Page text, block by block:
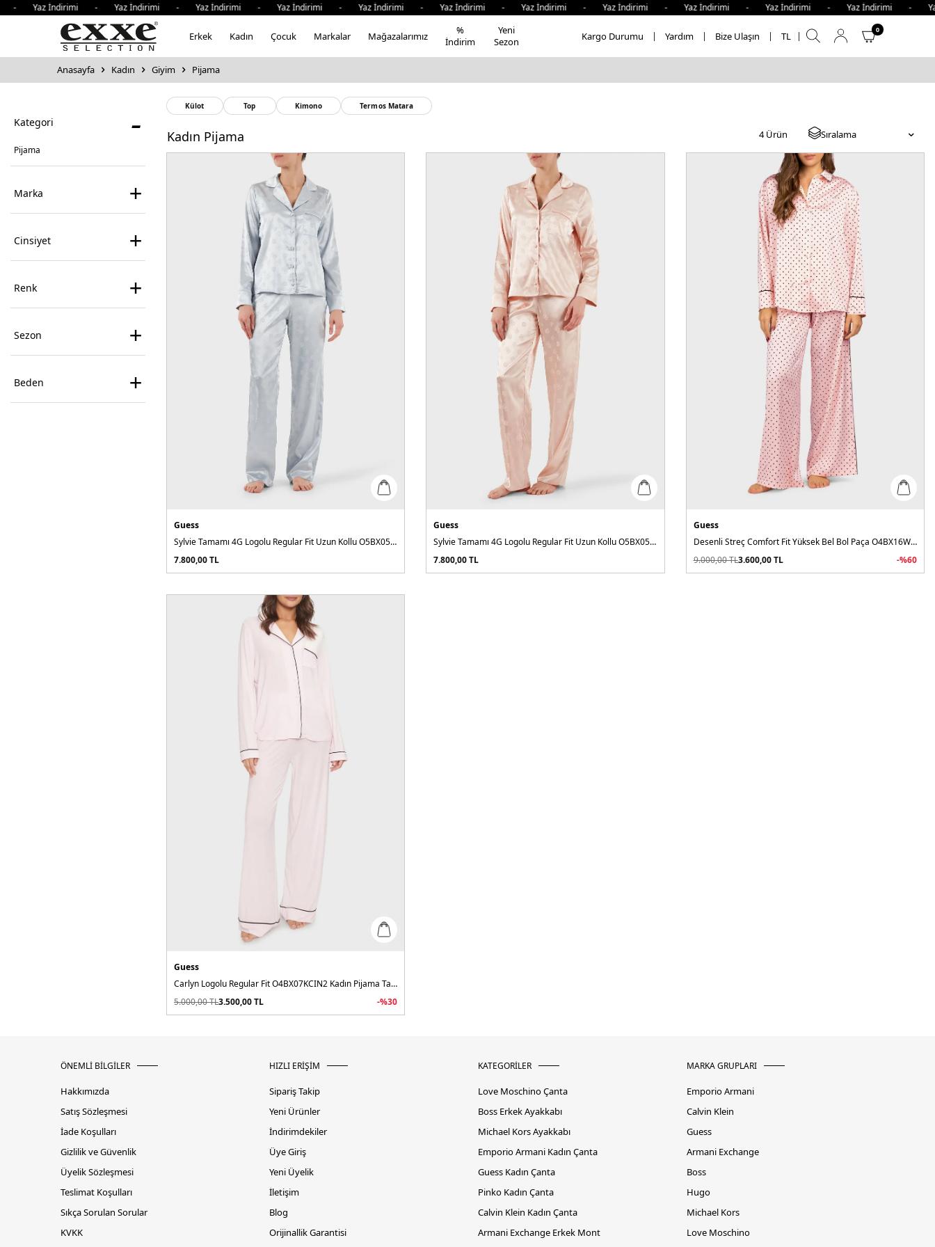
Yaz İndirimi - Yaz İndirimi - Yaz İndirimi - Yaz İndirimi - Yaz İndirimi - Yaz İndirimi - Yaz İndirimi - Yaz İndirimi - Yaz İndirimi - Yaz İndirimi - Yaz
Erkek Kadın Çocuk Markalar Mağazalarımız
%
İndirim
Yeni
Sezon
Kargo Durumu Yardım Bize Ulaşın TL
0
Anasayfa Kadın Giyim Pijama
Kategori -
Pijama
Cinsiyet +
Renk +
Sezon +
Marka +
Beden +
Külot Top Kimono Termos Matara
Kadın Pijama 4Ürün Sıralama
Guess
Sylvie Tamamı 4G Logolu Regular Fit Uzun Kollu O5BX05W4732 Kadın Pijama Takımı
7.800,00TL
Guess
Sylvie Tamamı 4G Logolu Regular Fit Uzun Kollu O5BX05W4732 Kadın Pijama Takımı
7.800,00TL
Guess
Desenli Streç Comfort Fit Yüksek Bel Bol Paça O4BX16WEFC2 Kadın Pijama Takımı
9.000,00TL3.600,00TL -%60
Guess
Carlyn Logolu Regular Fit O4BX07KCIN2 Kadın Pijama Takımı
5.000,00TL3.500,00TL -%30
ÖNEMLİ BİLGİLER
Hakkımızda
Satış Sözleşmesi
İade Koşulları
Gizlilik ve Güvenlik
Üyelik Sözleşmesi
Teslimat Koşulları
Sıkça Sorulan Sorular
KVKK
HIZLI ERİŞİM
Sipariş Takip
Yeni Ürünler
İndirimdekiler
Üye Giriş
Yeni Üyelik
İletişim
Blog
Orijinallik Garantisi
KATEGORİLER
Love Moschino Çanta
Boss Erkek Ayakkabı
Michael Kors Ayakkabı
Emporio Armani Kadın Çanta
Guess Kadın Çanta
Pinko Kadın Çanta
Calvin Klein Kadın Çanta
Armani Exchange Erkek Mont
MARKA GRUPLARI
Emporio Armani
Calvin Klein
Guess
Armani Exchange
Boss
Hugo
Michael Kors
Love Moschino